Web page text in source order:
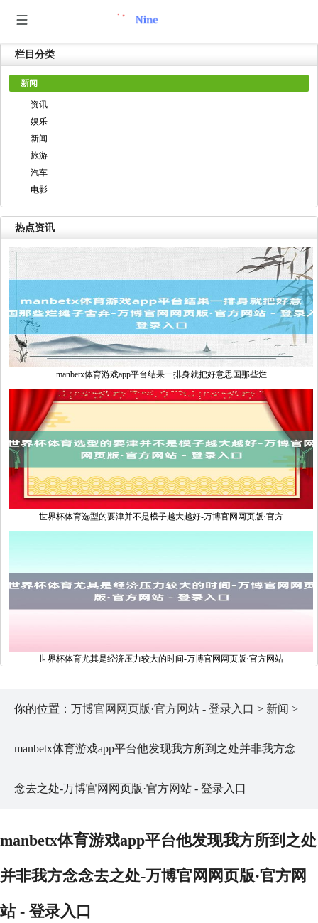
栏目分类
新闻
资讯
娱乐
新闻
旅游
汽车
电影
热点资讯
manbetx体育游戏app平台结果一排身就把好意思国那些烂
世界杯体育选型的要津并不是模子越大越好-万博官网网页版·官方
世界杯体育尤其是经济压力较大的时间-万博官网网页版·官方网站
你的位置： 万博官网网页版·官方网站 - 登录入口 > 新闻 >
manbetx体育游戏app平台他发现我方所到之处并非我方念
念去之处-万博官网网页版·官方网站 - 登录入口
manbetx体育游戏app平台他发现我方所到之处
并非我方念念去之处-万博官网网页版·官方网
站 - 登录入口